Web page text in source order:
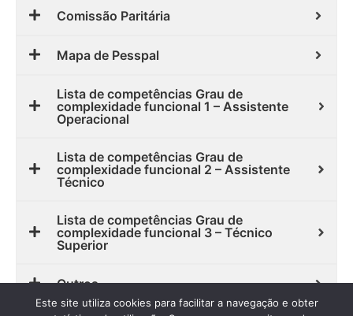
Comissão Paritária
Mapa de Pesspal
Lista de competências Grau de
complexidade funcional 1 – Assistente
Operacional
Lista de competências Grau de
complexidade funcional 2 – Assistente
Técnico
Lista de competências Grau de
complexidade funcional 3 – Técnico
Superior
Outros
Este site utiliza cookies para facilitar a navegação e obter